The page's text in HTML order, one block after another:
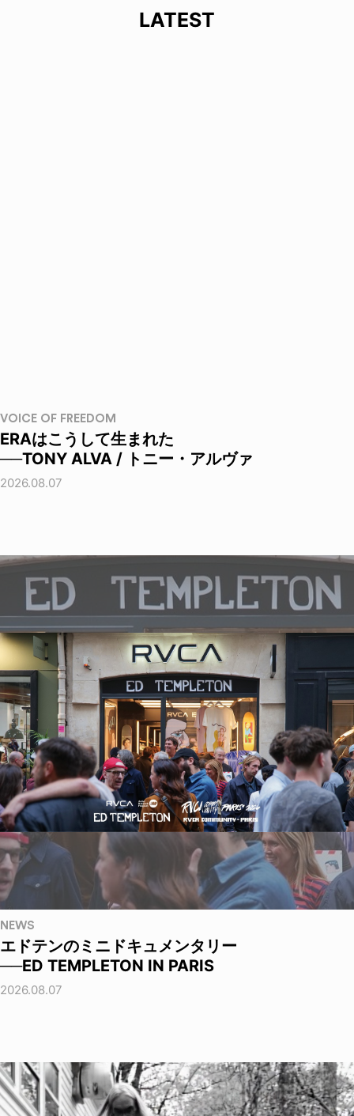
LATEST
VOICE OF FREEDOM
ERAはこうして生まれた
──TONY ALVA / トニー・アルヴァ
2026.08.07
NEWS
エドテンのミニドキュメンタリー
──ED TEMPLETON IN PARIS
2026.08.07